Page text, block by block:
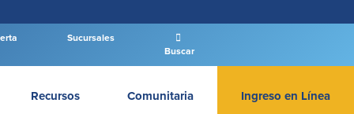
Sucursales
Buscar
Recursos Comunitaria Ingreso en Línea